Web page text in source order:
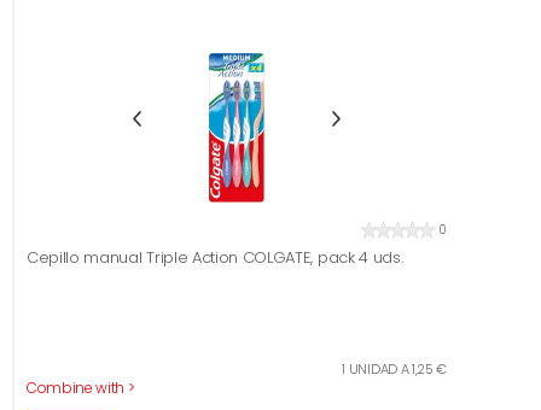
0
Cepillo manual Triple Action COLGATE, pack 4 uds.
Combine with >
1 UNIDAD A 1,25 €